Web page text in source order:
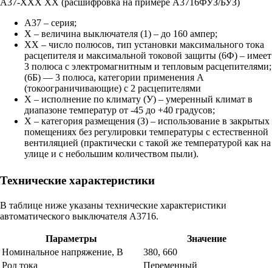
A37 – серия;
Х – величина выключателя (1) – до 160 ампер;
ХХ – число полюсов, тип установки максимального тока
расцепителя и максимальной токовой защиты (6Ф) – имеет
3 полюса с электромагнитным и тепловым расцепителями;
(6Б) — 3 полюса, категории применения А
(токоограничивающие) с 2 расцепителями
Х – исполнение по климату (У) – умеренный климат в
диапазоне температур от -45 до +40 градусов;
Х – категория размещения (З) – использование в закрытых
помещениях без регулировки температуры с естественной
вентиляцией (практически с такой же температурой как на
улице и с небольшим количеством пыли).
Технические характеристики
В таблице ниже указаны технические характеристики
автоматического выключателя А3716.
Параметры
Значение
Номинальное напряжение, В
380, 660
Род тока
Переменный